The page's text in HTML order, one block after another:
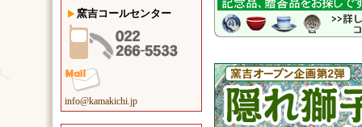
窯吉コールセンター
info@kamakichi.jp